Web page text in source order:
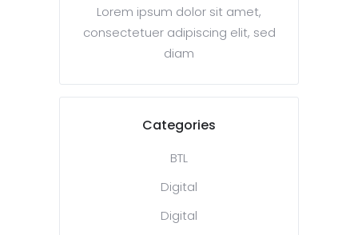
Lorem ipsum dolor sit amet,
consectetuer adipiscing elit, sed
diam
Categories
BTL
Digital
Digital